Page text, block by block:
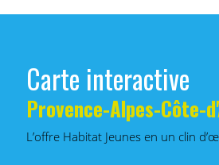
Carte interactive
Provence-Alpes-Côte-
L’offre Habitat Jeunes en un clin